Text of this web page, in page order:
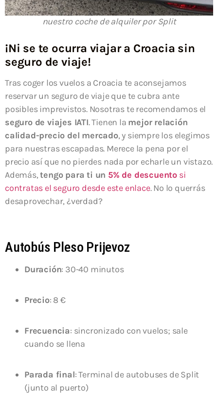
nuestro coche de alquiler por Split
¡Ni se te ocurra viajar a Croacia sin
seguro de viaje!
Tras coger los vuelos a Croacia te aconsejamos
reservar un seguro de viaje que te cubra ante
posibles imprevistos. Nosotras te recomendamos el
seguro de viajes IATI. Tienen la mejor relación
calidad-precio del mercado, y siempre los elegimos
para nuestras escapadas. Merece la pena por el
precio así que no pierdes nada por echarle un vistazo.
Además,tengo para ti un 5% de descuento si
contratas el seguro desde este enlace. No lo querrás
desaprovechar, ¿verdad?
Autobús Pleso Prijevoz
Duración: 30-40 minutos
Precio: 8 €
Frecuencia: sincronizado con vuelos; sale
cuando se llena
Parada final: Terminal de autobuses de Split
(junto al puerto)